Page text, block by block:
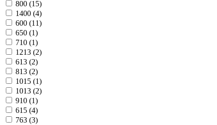
800 (15)
1400 (4)
600 (11)
650 (1)
710 (1)
1213 (2)
613 (2)
813 (2)
1015 (1)
1013 (2)
910 (1)
615 (4)
763 (3)